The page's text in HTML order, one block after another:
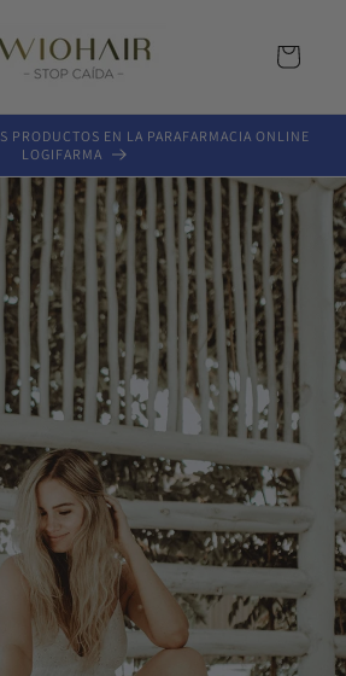
Carrito
PRODUCTOS EN LA PARAFARMACIA ONLINE
LOGIFARMA